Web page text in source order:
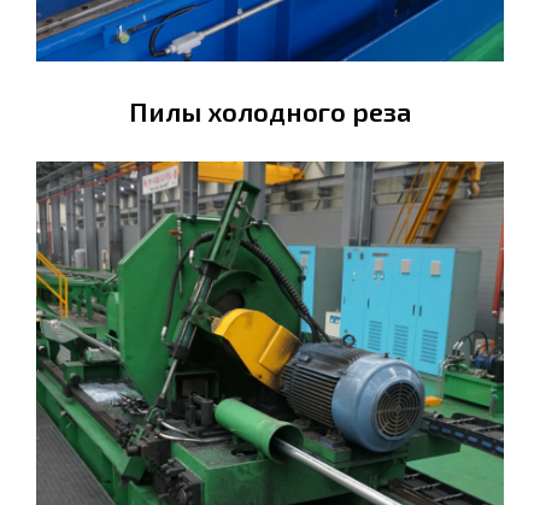
Пилы холодного реза